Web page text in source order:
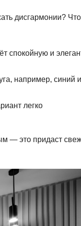
дисгармонии?
спокойную и
например, синий и
легко
— это придаст